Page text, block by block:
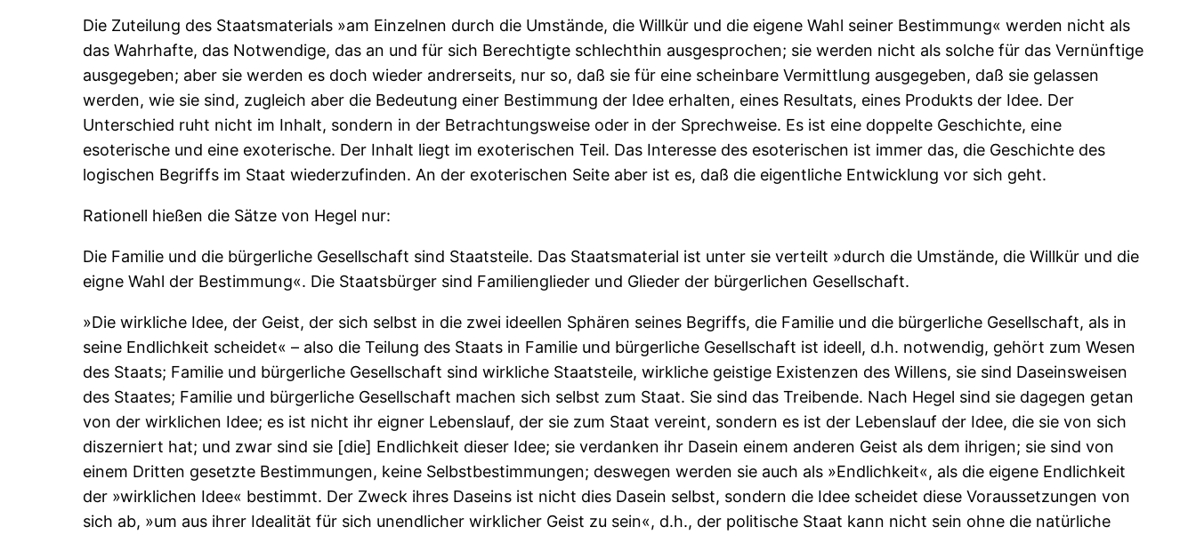
Die Zuteilung des Staatsmaterials »am Einzelnen durch die Umstände, die Willkür und die eigene Wahl seiner Bestimmung« werden nicht als
das Wahrhafte, das Notwendige, das an und für sich Berechtigte schlechthin ausgesprochen; sie werden nicht als solche für das Vernünftige
ausgegeben; aber sie werden es doch wieder andrerseits, nur so, daß sie für eine scheinbare Vermittlung ausgegeben, daß sie gelassen
werden, wie sie sind, zugleich aber die Bedeutung einer Bestimmung der Idee erhalten, eines Resultats, eines Produkts der Idee. Der
Unterschied ruht nicht im Inhalt, sondern in der Betrachtungsweise oder in der Sprechweise. Es ist eine doppelte Geschichte, eine
esoterische und eine exoterische. Der Inhalt liegt im exoterischen Teil. Das Interesse des esoterischen ist immer das, die Geschichte des
logischen Begriffs im Staat wiederzufinden. An der exoterischen Seite aber ist es, daß die eigentliche Entwicklung vor sich geht.
Rationell hießen die Sätze von Hegel nur:
Die Familie und die bürgerliche Gesellschaft sind Staatsteile. Das Staatsmaterial ist unter sie verteilt »durch die Umstände, die Willkür und die
eigne Wahl der Bestimmung«. Die Staatsbürger sind Familienglieder und Glieder der bürgerlichen Gesellschaft.
»Die wirkliche Idee, der Geist, der sich selbst in die zwei ideellen Sphären seines Begriffs, die Familie und die bürgerliche Gesellschaft, als in
seine Endlichkeit scheidet« – also die Teilung des Staats in Familie und bürgerliche Gesellschaft ist ideell, d.h. notwendig, gehört zum Wesen
des Staats; Familie und bürgerliche Gesellschaft sind wirkliche Staatsteile, wirkliche geistige Existenzen des Willens, sie sind Daseinsweisen
des Staates; Familie und bürgerliche Gesellschaft machen sich selbst zum Staat. Sie sind das Treibende. Nach Hegel sind sie dagegen getan
von der wirklichen Idee; es ist nicht ihr eigner Lebenslauf, der sie zum Staat vereint, sondern es ist der Lebenslauf der Idee, die sie von sich
diszerniert hat; und zwar sind sie [die] Endlichkeit dieser Idee; sie verdanken ihr Dasein einem anderen Geist als dem ihrigen; sie sind von
einem Dritten gesetzte Bestimmungen, keine Selbstbestimmungen; deswegen werden sie auch als »Endlichkeit«, als die eigene Endlichkeit
der »wirklichen Idee« bestimmt. Der Zweck ihres Daseins ist nicht dies Dasein selbst, sondern die Idee scheidet diese Voraussetzungen von
sich ab, »um aus ihrer Idealität für sich unendlicher wirklicher Geist zu sein«, d.h., der politische Staat kann nicht sein ohne die natürliche